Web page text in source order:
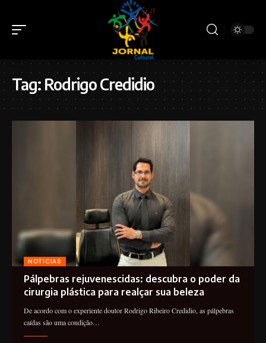
Tag: Rodrigo Credidio
NOTICIAS
Pálpebras rejuvenescidas: descubra o poder da
cirurgia plástica para realçar sua beleza
De acordo com o experiente doutor Rodrigo Ribeiro Credidio, as pálpebras
caídas são uma condição…